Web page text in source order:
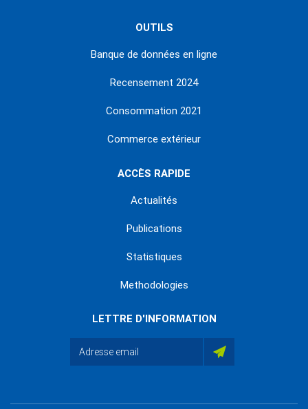
OUTILS
Banque de données en ligne
Recensement 2024
Consommation 2021
Commerce extérieur
ACCÈS RAPIDE
Actualités
Publications
Statistiques
Methodologies
LETTRE D'INFORMATION